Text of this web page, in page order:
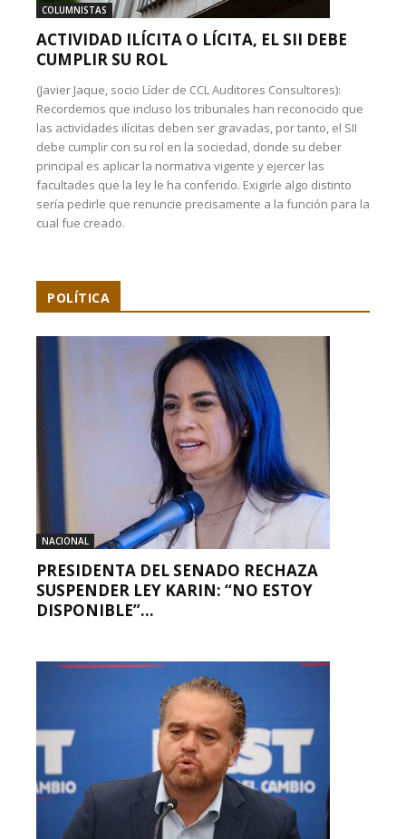
COLUMNISTAS
ACTIVIDAD ILÍCITA O LÍCITA, EL SII DEBE
CUMPLIR SU ROL
(Javier Jaque, socio Líder de CCL Auditores Consultores):
Recordemos que incluso los tribunales han reconocido que
las actividades ilícitas deben ser gravadas, por tanto, el SII
debe cumplir con su rol en la sociedad, donde su deber
principal es aplicar la normativa vigente y ejercer las
facultades que la ley le ha conferido. Exigirle algo distinto
sería pedirle que renuncie precisamente a la función para la
cual fue creado.
POLÍTICA
NACIONAL
PRESIDENTA DEL SENADO RECHAZA
SUSPENDER LEY KARIN: “NO ESTOY
DISPONIBLE”...